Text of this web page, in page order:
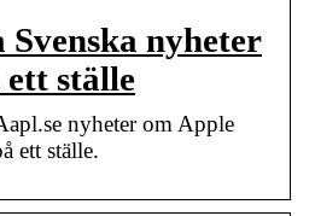
Svenska nyheter
ett ställe
nyheter om Apple
ett ställe.